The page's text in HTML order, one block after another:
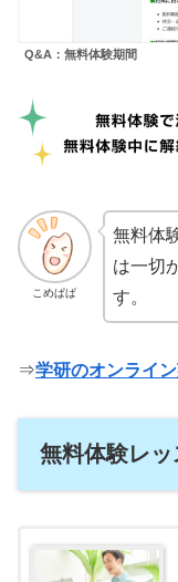
Q&A：無料体験期間
こめぱぱ
無料体
は一切
す。
⇒学研のオンライ
無料体験レ